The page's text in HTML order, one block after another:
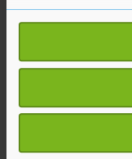
Als u het toestaat,
Informatie
locatie, die tot
Uw
scannen op
Lees meer over
verwerkt en stel uw
Meer uit Tholen
Katholieke
zamelen geld in
1 uur geleden